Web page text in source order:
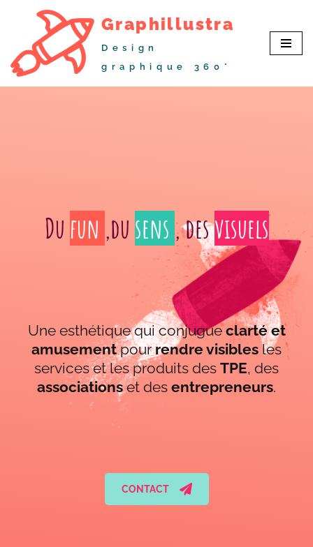
au
contenu
Graphillustra
Design
graphique 360°
Du fun ,du sens , desvisuels
Une esthétique qui conjugueclarté et
amusementpourrendre visibles les
services et les produits des TPE, des
associationset des entrepreneurs.
CONTACT